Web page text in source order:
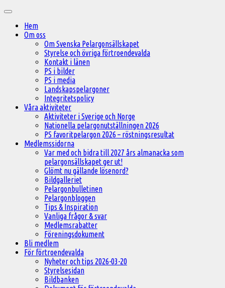
innehåll
Huvudmeny
Hem
Om oss
Om Svenska Pelargonsällskapet
Styrelse och övriga förtroendevalda
Kontakt i länen
PS i bilder
PS i media
Landskapspelargoner
Integritetspolicy
Våra aktiviteter
Aktiviteter i Sverige och Norge
Nationella pelargonutställningen 2026
PS favoritpelargon 2026 – röstningsresultat
Medlemssidorna
Var med och bidra till 2027 års almanacka som
pelargonsällskapet ger ut!
Glömt nu gällande lösenord?
Bildgalleriet
Pelargonbulletinen
Pelargonbloggen
Tips & Inspiration
Vanliga frågor & svar
Medlemsrabatter
Föreningsdokument
Bli medlem
För förtroendevalda
Nyheter och tips 2026-03-20
Styrelsesidan
Bildbanken